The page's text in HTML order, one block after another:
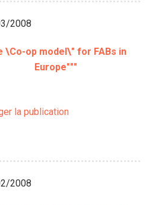
2008
\Co-op model\" for FABs in
Europe"""
la publication
2008